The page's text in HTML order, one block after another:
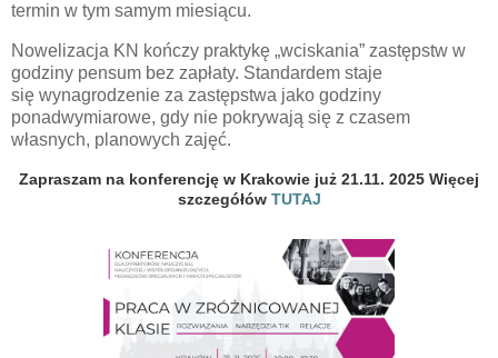
termin w tym samym miesiącu.
Nowelizacja KN kończy praktykę „wciskania” zastępstw w
godziny pensum bez zapłaty. Standardem staje
się wynagrodzenie za zastępstwa jako godziny
ponadwymiarowe, gdy nie pokrywają się z czasem
własnych, planowych zajęć.
Zapraszam na konferencję w Krakowie już 21.11. 2025 Więcej
szczegółów TUTAJ